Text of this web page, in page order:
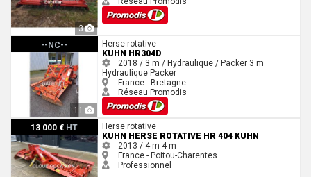
3
--NC--
11
Kuhn HR304D
Herse rotative
KUHN HR304D
2018 / 3 m / Hydraulique / Packer 3 m
Hydraulique Packer
France - Bretagne
Réseau Promodis
13 000 € HT
Kuhn Herse rotative HR 404 Kuhn
Herse rotative
KUHN HERSE ROTATIVE HR 404 KUHN
2013 / 4 m 4 m
France - Poitou-Charentes
Professionnel